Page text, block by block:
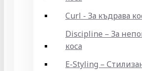
Curl - За къдрава
Discipline – За
коса
E-Styling –